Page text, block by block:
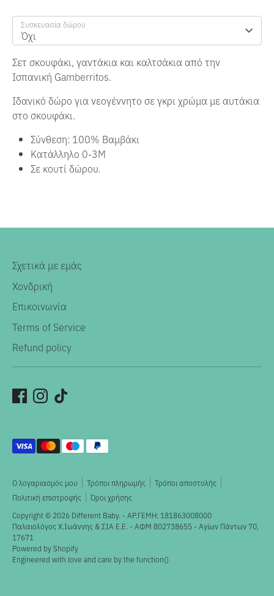
Συσκευασία δώρου
Όχι
Σετ σκουφάκι, γαντάκια και καλτσάκια από την
Ισπανική Gamberritos.
Ιδανικό δώρο για νεογέννητο σε γκρι χρώμα με αυτάκια
στο σκουφάκι.
Σύνθεση: 100% Βαμβάκι
Κατάλληλο 0-3Μ
Σε κουτί δώρου.
Σχετικά με εμάς
Χονδρική
Επικοινωνία
Terms of Service
Refund policy
Ο λογαριασμός μου Τρόποι πληρωμής
Τρόποι αποστολής
Πολιτική επιστροφής
Όροι χρήσης
Copyright © 2026 Different Baby. - ΑΡ.ΓΕΜΗ: 181863008000
Παλαιολόγος X.Ιωάννης & ΣΙΑ Ε.Ε. - ΑΦΜ 802738655 - Αγίων Πάντων 70,
17671
Powered by Shopify
Engineered with love and care by the function()
Αποδεκτοί
τρόποι